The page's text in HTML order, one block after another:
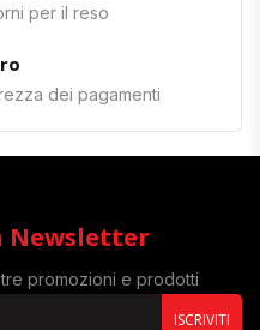
per il reso
dei pagamenti
Newsletter
promozioni e prodotti
ISCRIVITI